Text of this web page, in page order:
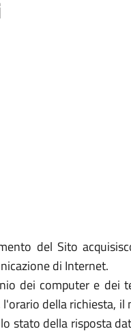
del Sito
di Internet.
dei computer e dei
della richiesta,
della risposta